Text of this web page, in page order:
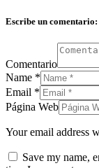
Escribe un comentario:
Comentario
Name *
Email *
Página Web
Your email address
Save my name,